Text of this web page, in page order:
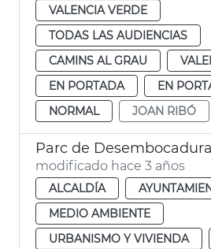
VALENCIA VERDE
TODAS LAS AUDIENCIAS
CAMINS AL GRAU
EN PORTADA
EN
NORMAL
JOAN RIBÓ
Parc de Desembocadura
modificado hace 3 años
ALCALDÍA
MEDIO AMBIENTE
URBANISMO Y VIVIENDA